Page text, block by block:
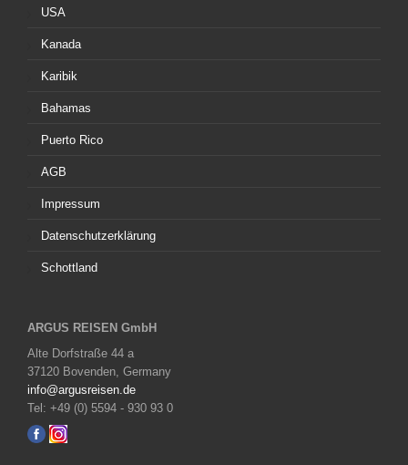
USA
Kanada
Karibik
Bahamas
Puerto Rico
AGB
Impressum
Datenschutzerklärung
Schottland
ARGUS REISEN GmbH
Alte Dorfstraße 44 a
37120 Bovenden, Germany
info@argusreisen.de
Tel: +49 (0) 5594 - 930 93 0